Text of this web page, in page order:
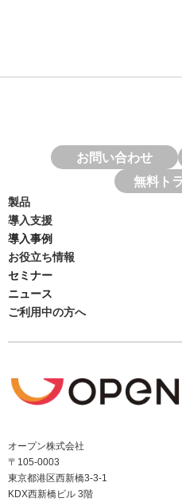
お問い合わせ
無料ト
製品
導入支援
導入事例
お役立ち情報
セミナー
ニュース
ご利用中の方へ
オープン株式会社
〒105-0003
東京都港区西新橋3-3-1
KDX西新橋ビル 3階